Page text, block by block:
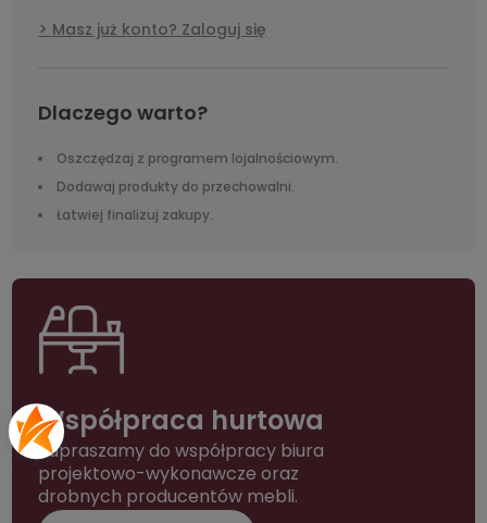
Masz już konto? Zaloguj się
Dlaczego warto?
Oszczędzaj z programem lojalnościowym.
Dodawaj produkty do przechowalni.
Łatwiej finalizuj zakupy.
Współpraca hurtowa
Zapraszamy do współpracy biura
projektowo-wykonawcze oraz
drobnych producentów mebli.